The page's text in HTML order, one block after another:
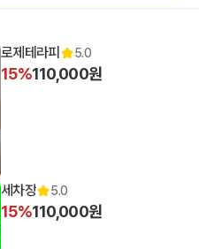
로제테라피
5.0
15%110,000원
세차장 5.0
15%110,000원